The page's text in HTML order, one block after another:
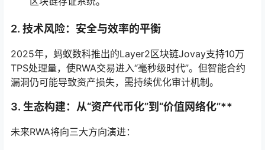
2. 技术风险：安全与效率的平衡
2025年，蚂蚁数科推出的Layer2区块链Jovay支持10万
TPS处理量，使RWA交易进入“毫秒级时代”。但智能合约
漏洞仍可能导致资产损失，需持续优化审计机制。
3. 生态构建：从“资产代币化”到“价值网络化”**
未来RWA将向三大方向演进：